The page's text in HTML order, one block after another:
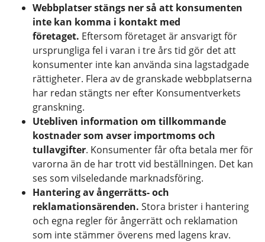
Webbplatser stängs ner så att konsumenten
inte kan komma i kontakt med
företaget. Eftersom företaget är ansvarigt för
ursprungliga fel i varan i tre års tid gör det att
konsumenter inte kan använda sina lagstadgade
rättigheter. Flera av de granskade webbplatserna
har redan stängts ner efter Konsumentverkets
granskning.
Utebliven information om tillkommande
kostnader som avser importmoms och
tullavgifter. Konsumenter får ofta betala mer för
varorna än de har trott vid beställningen. Det kan
ses som vilseledande marknadsföring.
Hantering av ångerrätts- och
reklamationsärenden. Stora brister i hantering
och egna regler för ångerrätt och reklamation
som inte stämmer överens med lagens krav.